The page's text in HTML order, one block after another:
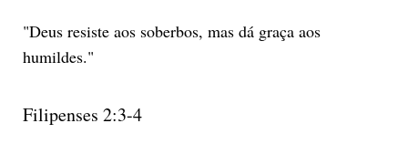
"Deus resiste aos soberbos, mas dá graça aos
humildes."
Filipenses 2:3-4